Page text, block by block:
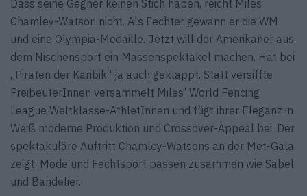
Dass seine Gegner keinen Stich haben, reicht Miles
Chamley-Watson nicht. Als Fechter gewann er die WM
und eine Olympia-Medaille. Jetzt will der Amerikaner aus
dem Nischensport ein Massenspektakel machen. Hat bei
„Piraten der Karibik“ ja auch geklappt. Statt versiffte
FreibeuterInnen versammelt Miles’ World Fencing
League Weltklasse-AthletInnen und fügt ihrer Eleganz in
Weiß moderne Produktion und Crossover-Appeal bei. Der
spektakuläre Auftritt Chamley-Watsons an der Met-Gala
zeigt: Mode und Fechtsport passen zusammen wie Säbel
und Bandelier.